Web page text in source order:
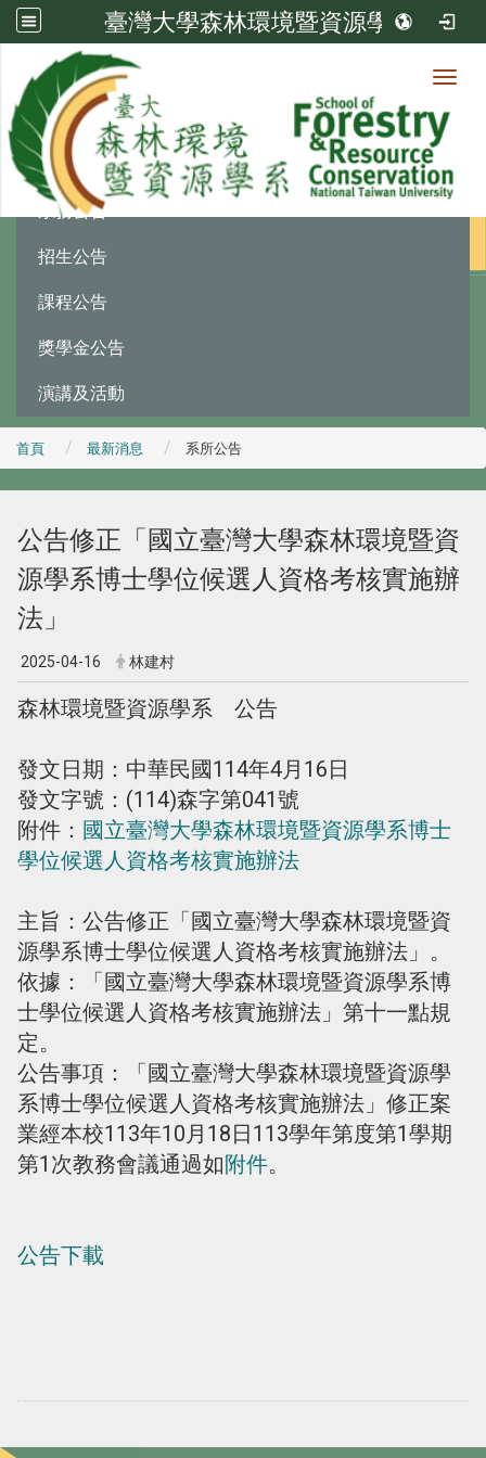
臺灣大學森林環境暨資源學系
最新消息
系務公告
招生公告
課程公告
獎學金公告
演講及活動
首頁 最新消息 系所公告
公告修正「國立臺灣大學森林環境暨資
源學系博士學位候選人資格考核實施辦
法」
2025-04-16 林建村
森林環境暨資源學系 公告
發文日期：中華民國114年4月16日
發文字號：(114)森字第041號
附件： 國立臺灣大學森林環境暨資源學系博士
學位候選人資格考核實施辦法
主旨：公告修正「國立臺灣大學森林環境暨資
源學系博士學位候選人資格考核實施辦法」。
依據：「國立臺灣大學森林環境暨資源學系博
士學位候選人資格考核實施辦法」第十一點規
定。
公告事項：「國立臺灣大學森林環境暨資源學
系博士學位候選人資格考核實施辦法」修正案
業經本校113年10月18日113學年第度第1學期
第1次教務會議通過如附件。
公告下載